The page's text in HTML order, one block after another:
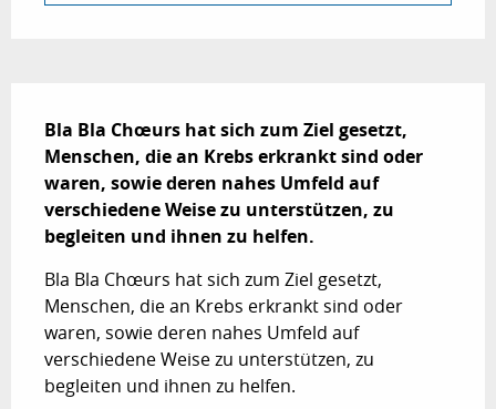
Bla Bla Chœurs hat sich zum Ziel gesetzt,
Menschen, die an Krebs erkrankt sind oder
waren, sowie deren nahes Umfeld auf
verschiedene Weise zu unterstützen, zu
begleiten und ihnen zu helfen.
Bla Bla Chœurs hat sich zum Ziel gesetzt,
Menschen, die an Krebs erkrankt sind oder
waren, sowie deren nahes Umfeld auf
verschiedene Weise zu unterstützen, zu
begleiten und ihnen zu helfen.